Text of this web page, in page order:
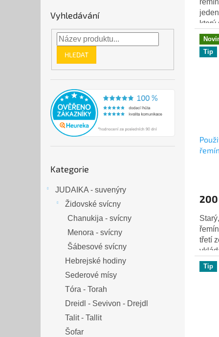
Vyhledávání
HLEDAT
kategorie
Kategorie
JUDAIKA - suvenýry
Židovské svícny
Chanukija - svícny
Menora - svícny
Šábesové svícny
Hebrejské hodiny
Sederové mísy
Tóra - Torah
Dreidl - Sevivon - Drejdl
Talit - Tallit
Šofar
který
Tip
200
třetí
Tip